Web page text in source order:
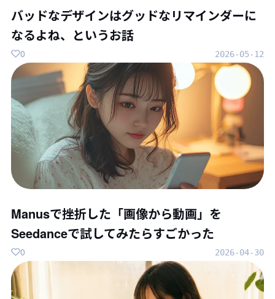
バッドなデザインはグッドなリマインダーに
なるよね、というお話
2026-05-12
0
Manusで挫折した「画像から動画」を
Seedanceで試してみたらすごかった
2026-04-30
0